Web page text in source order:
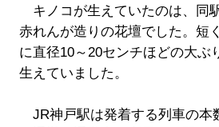
キノコが生えていたのは、同
赤れんが造りの花壇でした。短
に直径10～20センチほどの大ぶ
生えていました。
JR神戸駅は発着する列車の本